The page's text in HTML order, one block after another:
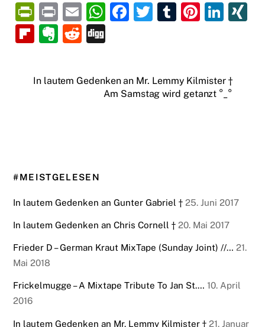
P
ri
nt
ie
P
ri
nt
E
m
ai
W
A
F
b
T
T
r
Pi
st
Li
dI
Fl
b
o
E
n
R
d
di
g
In lautem Gedenken an Mr. Lemmy Kilmister †
Am Samstag wird getanzt °_°
#MEISTGELESEN
In lautem Gedenken an Gunter Gabriel † 25. Juni 2017
In lautem Gedenken an Chris Cornell † 20. Mai 2017
Frieder D – German Kraut MixTape (Sunday Joint) //… 21.
Mai 2018
Frickelmugge – A Mixtape Tribute To Jan St.… 10. April
2016
In lautem Gedenken an Mr. Lemmy Kilmister † 21. Januar